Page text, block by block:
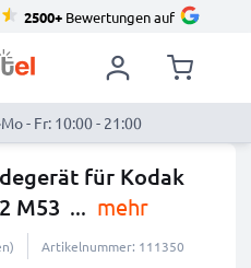
2500+Bewertungen auf
Mo - Fr: 10:00 - 21:00
für Kodak
M53 ... mehr
Artikelnummer: 111350